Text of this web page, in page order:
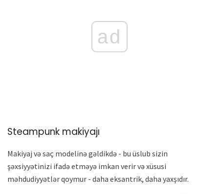
ad
Steampunk makiyajı
Makiyaj və saç modelinə gəldikdə - bu üslub sizin
şəxsiyyətinizi ifadə etməyə imkan verir və xüsusi
məhdudiyyətlər qoymur - daha eksantrik, daha yaxşıdır.